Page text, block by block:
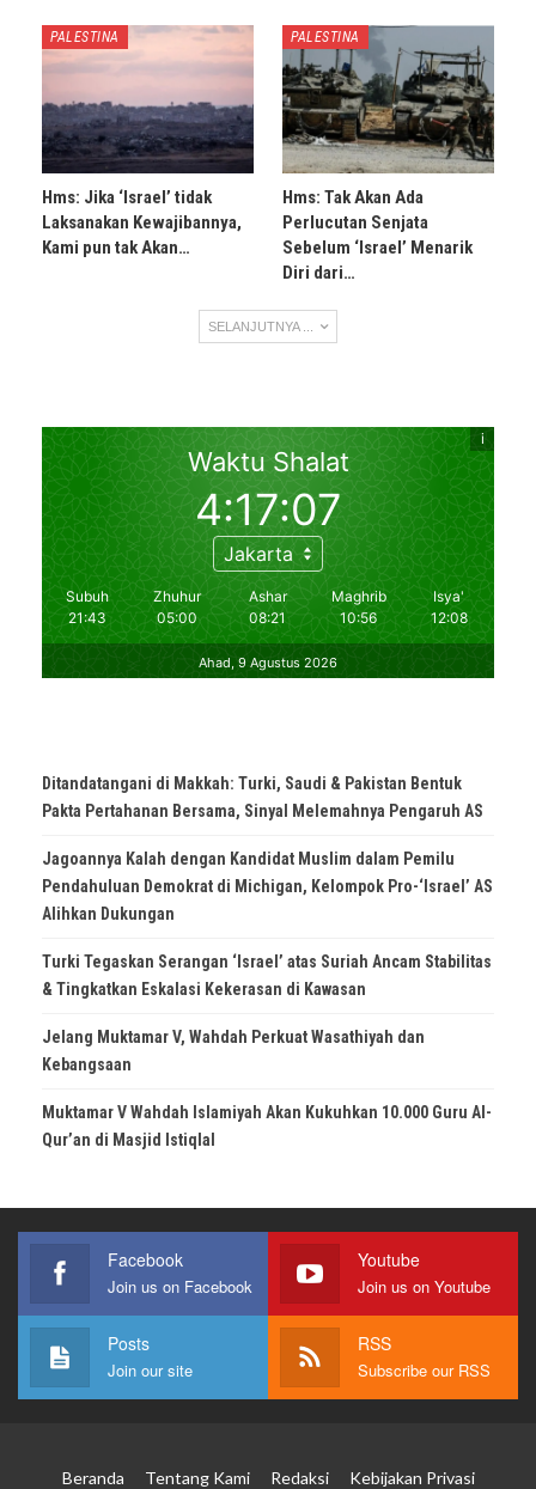
PALESTINA
Hms: Jika ‘Israel’ tidak
Laksanakan Kewajibannya,
Kami pun tak Akan…
PALESTINA
Hms: Tak Akan Ada
Perlucutan Senjata
Sebelum ‘Israel’ Menarik
Diri dari…
SELANJUTNYA ...
Ditandatangani di Makkah: Turki, Saudi & Pakistan Bentuk
Pakta Pertahanan Bersama, Sinyal Melemahnya Pengaruh AS
Jagoannya Kalah dengan Kandidat Muslim dalam Pemilu
Pendahuluan Demokrat di Michigan, Kelompok Pro-‘Israel’ AS
Alihkan Dukungan
Turki Tegaskan Serangan ‘Israel’ atas Suriah Ancam Stabilitas
& Tingkatkan Eskalasi Kekerasan di Kawasan
Jelang Muktamar V, Wahdah Perkuat Wasathiyah dan
Kebangsaan
Muktamar V Wahdah Islamiyah Akan Kukuhkan 10.000 Guru Al-
Qur’an di Masjid Istiqlal
Facebook
Join us on Facebook
Youtube
Join us on Youtube
Posts
Join our site
RSS
Subscribe our RSS
Beranda Tentang Kami Redaksi Kebijakan Privasi